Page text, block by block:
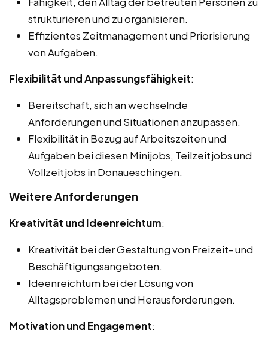
strukturieren und zu organisieren.
Effizientes Zeitmanagement und Priorisierung
von Aufgaben.
Flexibilität und Anpassungsfähigkeit:
Bereitschaft, sich an wechselnde
Anforderungen und Situationen anzupassen.
Flexibilität in Bezug auf Arbeitszeiten und
Aufgaben bei diesen Minijobs, Teilzeitjobs und
Vollzeitjobs in Donaueschingen.
Weitere Anforderungen
Kreativität und Ideenreichtum:
Kreativität bei der Gestaltung von Freizeit- und
Beschäftigungsangeboten.
Ideenreichtum bei der Lösung von
Alltagsproblemen und Herausforderungen.
Motivation und Engagement: